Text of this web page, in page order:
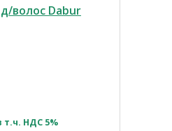
волос Dabur
т.ч. НДС 5%